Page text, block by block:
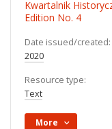
Kwartalnik
Edition No. 4
Date issued/created:
2020
Resource type:
Text
More